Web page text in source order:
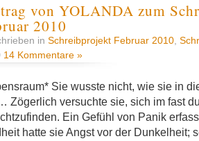
von YOLANDA zum
2010
in Schreibprojekt Februar 2010,
14 Kommentare »
Sie wusste nicht, wie sie in
Zögerlich versuchte sie, sich im fast
Ein Gefühl von Panik
hatte sie Angst vor der Dunkelheit;